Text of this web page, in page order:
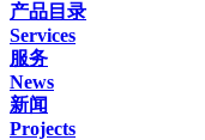
产品目录
Services
服务
News
新闻
Projects